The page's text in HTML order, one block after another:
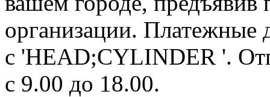
организации. Платежные
с 'HEAD;CYLINDER '.
с 9.00 до 18.00.